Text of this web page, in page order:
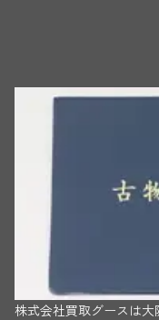
株式会社買取グースは